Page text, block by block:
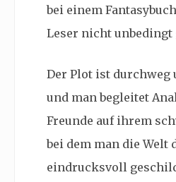
bei einem
Leser nicht unbedingt
Der Plot ist durchweg
und man begleitet
Freunde auf ihrem
bei dem man die Welt
eindrucksvoll